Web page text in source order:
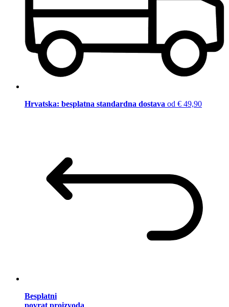
Hrvatska: besplatna standardna dostava od € 49,90
Besplatni
povrat proizvoda